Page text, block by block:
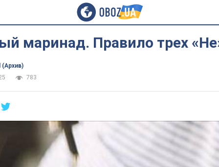
маринад. Правило трех
783